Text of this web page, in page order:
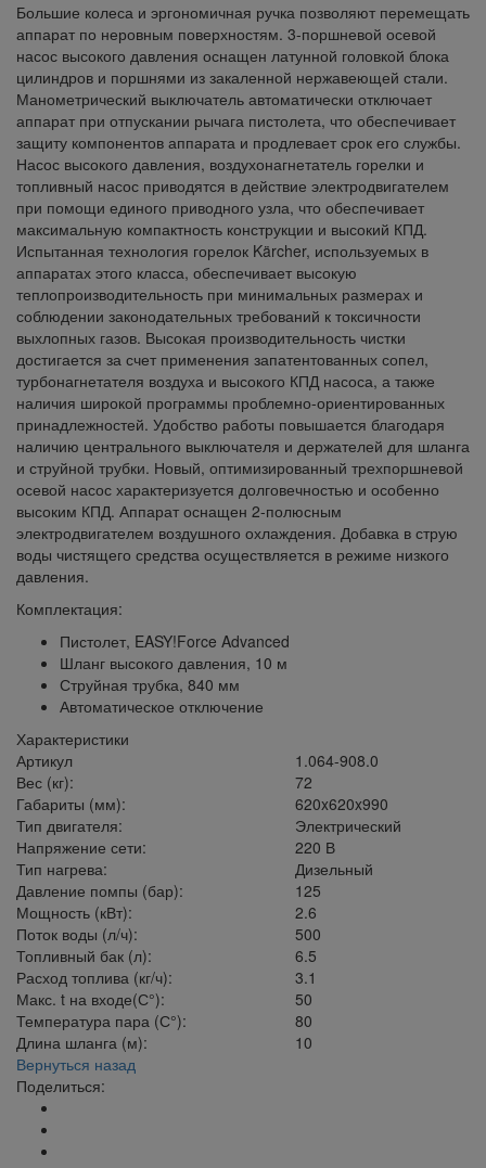
Большие колеса и эргономичная ручка позволяют перемещать
аппарат по неровным поверхностям. 3-поршневой осевой
насос высокого давления оснащен латунной головкой блока
цилиндров и поршнями из закаленной нержавеющей стали.
Манометрический выключатель автоматически отключает
аппарат при отпускании рычага пистолета, что обеспечивает
защиту компонентов аппарата и продлевает срок его службы.
Насос высокого давления, воздухонагнетатель горелки и
топливный насос приводятся в действие электродвигателем
при помощи единого приводного узла, что обеспечивает
максимальную компактность конструкции и высокий КПД.
Испытанная технология горелок Kärcher, используемых в
аппаратах этого класса, обеспечивает высокую
теплопроизводительность при минимальных размерах и
соблюдении законодательных требований к токсичности
выхлопных газов. Высокая производительность чистки
достигается за счет применения запатентованных сопел,
турбонагнетателя воздуха и высокого КПД насоса, а также
наличия широкой программы проблемно-ориентированных
принадлежностей. Удобство работы повышается благодаря
наличию центрального выключателя и держателей для шланга
и струйной трубки. Новый, оптимизированный трехпоршневой
осевой насос характеризуется долговечностью и особенно
высоким КПД. Аппарат оснащен 2-полюсным
электродвигателем воздушного охлаждения. Добавка в струю
воды чистящего средства осуществляется в режиме низкого
давления.
Комплектация:
Пистолет, EASY!Force Advanced
Шланг высокого давления, 10 м
Струйная трубка, 840 мм
Автоматическое отключение
Характеристики
Артикул
1.064-908.0
Вес (кг):
72
Габариты (мм):
620x620x990
Тип двигателя:
Электрический
Напряжение сети:
220 В
Тип нагрева:
Дизельный
Давление помпы (бар):
125
Мощность (кВт):
2.6
Поток воды (л/ч):
500
Топливный бак (л):
6.5
Расход топлива (кг/ч):
3.1
Макс. t на входе(С°):
50
Температура пара (С°):
80
Длина шланга (м):
10
Вернуться назад
Поделиться: